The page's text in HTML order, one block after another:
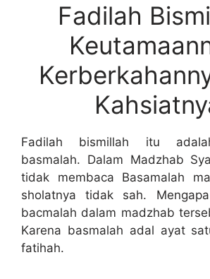
Fadilah
Fadilah bismillah itu
basmalah. Dalam Madzhab
tidak membaca Basamalah
sholatnya tidak sah.
bacmalah dalam madzhab
Karena basmalah adal ayat
fatihah.